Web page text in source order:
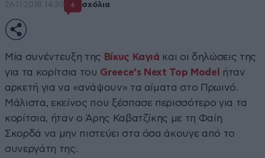
26·11·2018 14:30 6 σχόλια
Μία συνέντευξη της Βίκυς Καγιά και οι δηλώσεις της
για τα κορίτσια του Greece’s Next Top Model
ήταν
αρκετή για να «ανάψουν» τα αίματα στο Πρωινό.
Μάλιστα, εκείνος που ξέσπασε περισσότερο για τα
κορίτσια, ήταν ο Άρης Καβατζίκης με τη Φαίη
Σκορδά να μην πιστεύει στα όσα άκουγε από το
συνεργάτη της.